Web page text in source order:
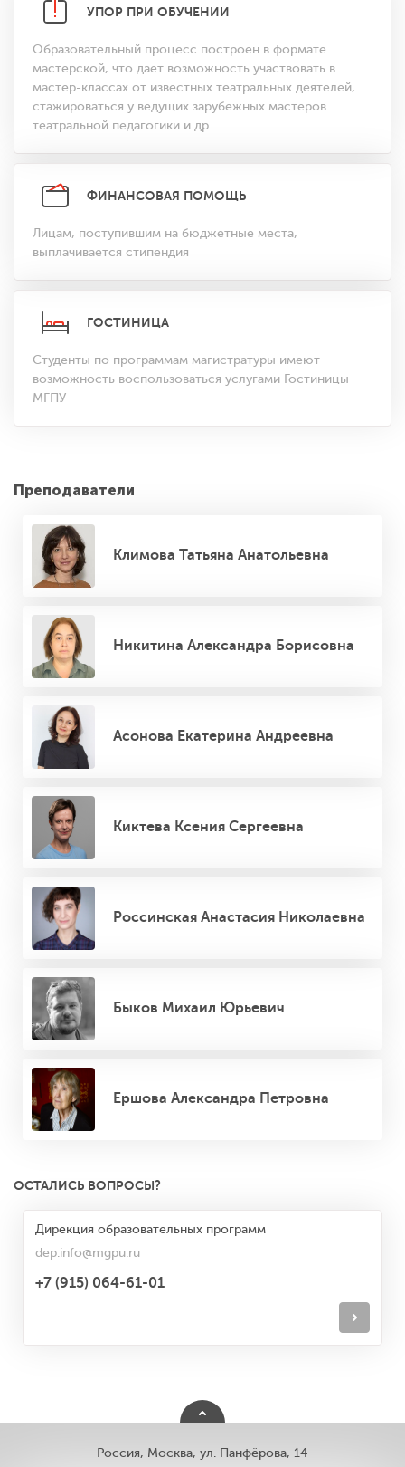
УПОР ПРИ ОБУЧЕНИИ
Образовательный процесс построен в формате
мастерской, что дает возможность участвовать в
мастер-классах от известных театральных деятелей,
стажироваться у ведущих зарубежных мастеров
театральной педагогики и др.
ФИНАНСОВАЯ ПОМОЩЬ
Лицам, поступившим на бюджетные места,
выплачивается стипендия
ГОСТИНИЦА
Студенты по программам магистратуры имеют
возможность воспользоваться услугами Гостиницы
МГПУ
Преподаватели
Климова Татьяна Анатольевна
Никитина Александра Борисовна
Асонова Екатерина Андреевна
Киктева Ксения Сергеевна
Россинская Анастасия Николаевна
Быков Михаил Юрьевич
Ершова Александра Петровна
ОСТАЛИСЬ ВОПРОСЫ?
Дирекция образовательных программ
dep.info@mgpu.ru
+7 (915) 064-61-01
Россия, Москва, ул. Панфёрова, 14